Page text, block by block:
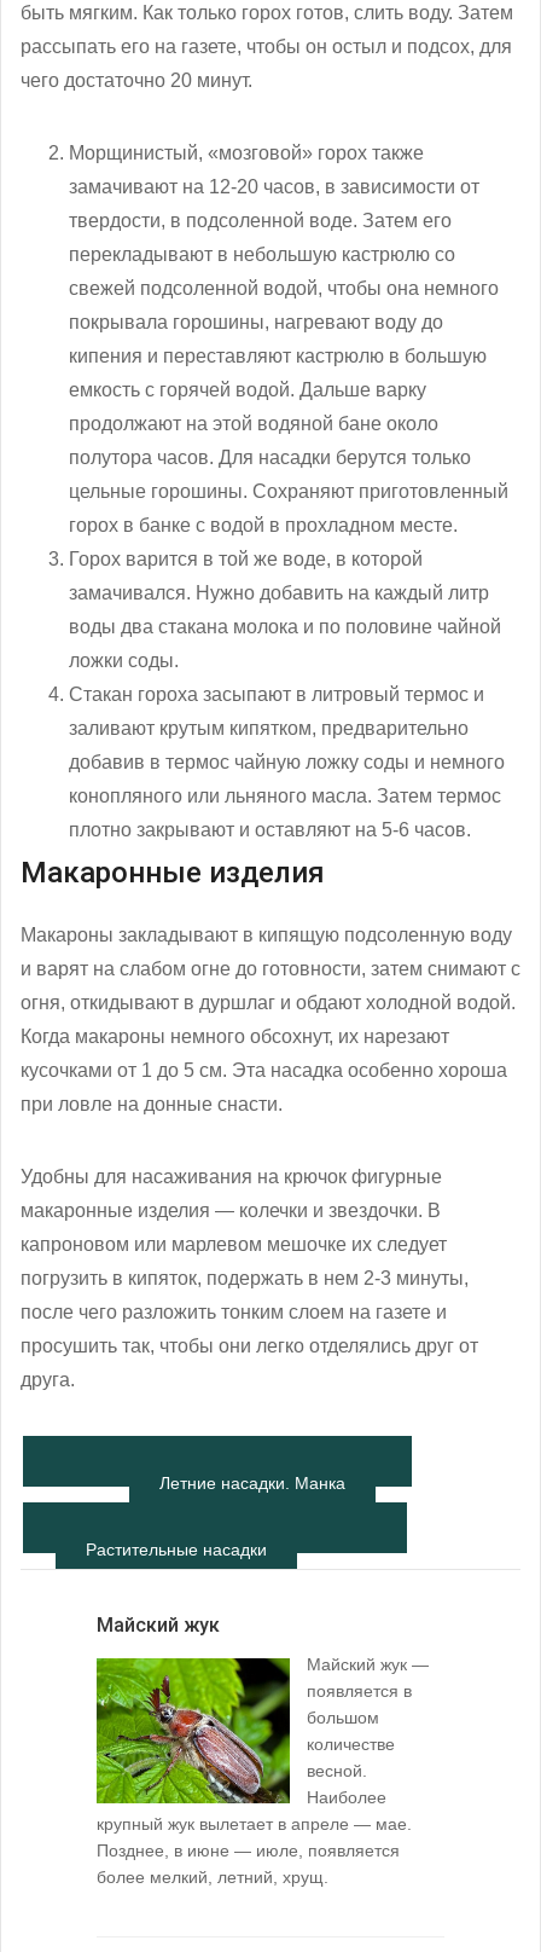
быть мягким. Как только горох готов, слить воду. Затем
рассыпать его на газете, чтобы он остыл и подсох, для
чего достаточно 20 минут.
Морщинистый, «мозговой» горох также
замачивают на 12-20 часов, в зависимости от
твердости, в подсоленной воде. Затем его
перекладывают в небольшую кастрюлю со
свежей подсоленной водой, чтобы она немного
покрывала горошины, нагревают воду до
кипения и переставляют кастрюлю в большую
емкость с горячей водой. Дальше варку
продолжают на этой водяной бане около
полутора часов. Для насадки берутся только
цельные горошины. Сохраняют приготовленный
горох в банке с водой в прохладном месте.
Горох варится в той же воде, в которой
замачивался. Нужно добавить на каждый литр
воды два стакана молока и по половине чайной
ложки соды.
Стакан гороха засыпают в литровый термос и
заливают крутым кипятком, предварительно
добавив в термос чайную ложку соды и немного
конопляного или льняного масла. Затем термос
плотно закрывают и оставляют на 5-6 часов.
Макаронные изделия
Макароны закладывают в кипящую подсоленную воду
и варят на слабом огне до готовности, затем снимают с
огня, откидывают в дуршлаг и обдают холодной водой.
Когда макароны немного обсохнут, их нарезают
кусочками от 1 до 5 см. Эта насадка особенно хороша
при ловле на донные снасти.
Удобны для насаживания на крючок фигурные
макаронные изделия — колечки и звездочки. В
капроновом или марлевом мешочке их следует
погрузить в кипяток, подержать в нем 2-3 минуты,
после чего разложить тонким слоем на газете и
просушить так, чтобы они легко отделялись друг от
друга.
Летние насадки. Манка
Растительные насадки
Майский жук
Майский жук —
появляется в
большом
количестве
весной.
Наиболее
крупный жук вылетает в апреле — мае.
Позднее, в июне — июле, появляется
более мелкий, летний, хрущ.